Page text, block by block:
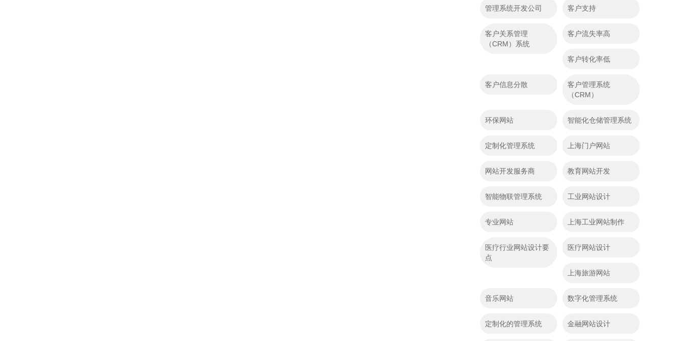
管理系统开发公司 客户支持
客户关系管理
（CRM）系统
客户流失率高
客户转化率低
客户信息分散
客户管理系统
（CRM）
环保网站 智能化仓储管理系统
定制化管理系统 上海门户网站
网站开发服务商 教育网站开发
智能物联管理系统 工业网站设计
专业网站 上海工业网站制作
医疗行业网站设计要
点
医疗网站设计
上海旅游网站
音乐网站 数字化管理系统
定制化的管理系统 金融网站设计